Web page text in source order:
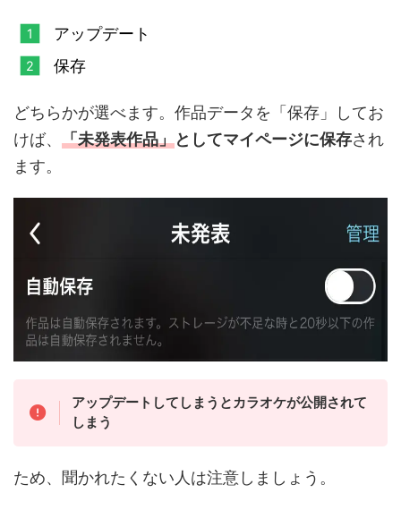
アップデート
保存
どちらかが選べます。作品データを「保存」してお
けば、 「未発表作品」としてマイページに保存され
ます。
アップデートしてしまうとカラオケが公開されて
しまう
ため、聞かれたくない人は注意しましょう。